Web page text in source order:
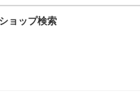
ョップ検索